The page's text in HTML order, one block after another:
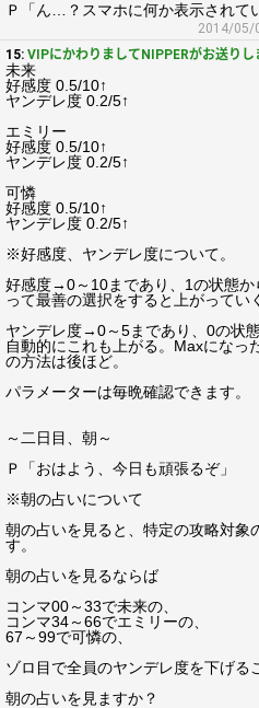
Ｐ「ん…？スマホに何か表示されて
2014/05/
15: VIPにかわりましてNIPPERがお送りし
未来
好感度 0.5/10↑
ヤンデレ度 0.2/5↑
エミリー
好感度 0.5/10↑
ヤンデレ度 0.2/5↑
可憐
好感度 0.5/10↑
ヤンデレ度 0.2/5↑
※好感度、ヤンデレ度について。
好感度→0～10まであり、1の状態か
って最善の選択をすると上がってい
ヤンデレ度→0～5まであり、0の状
自動的にこれも上がる。Maxになっ
の方法は後ほど。
パラメーターは毎晩確認できます。
～二日目、朝～
Ｐ「おはよう、今日も頑張るぞ」
※朝の占いについて
朝の占いを見ると、特定の攻略対象
す。
朝の占いを見るならば
コンマ00～33で未来の、
コンマ34～66でエミリーの、
67～99で可憐の、
ゾロ目で全員のヤンデレ度を下げる
朝の占いを見ますか？